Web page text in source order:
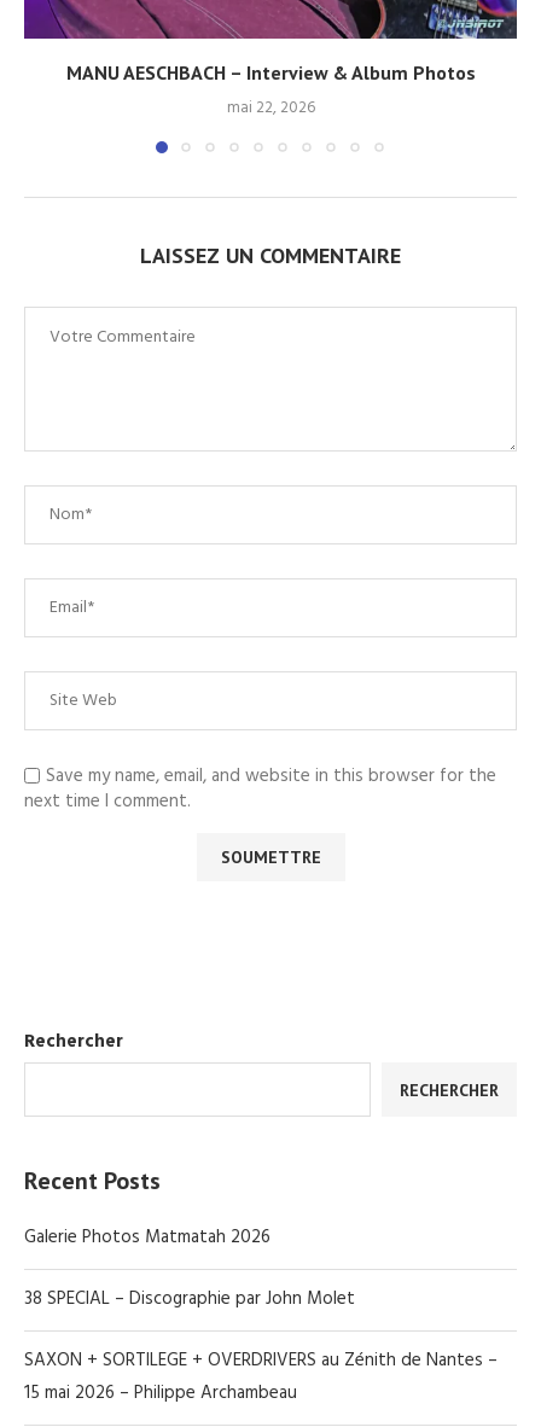
MANU AESCHBACH – Interview & Album Photos
mai 22, 2026
LAISSEZ UN COMMENTAIRE
Save my name, email, and website in this browser for the
next time I comment.
Rechercher
RECHERCHER
Recent Posts
Galerie Photos Matmatah 2026
38 SPECIAL – Discographie par John Molet
SAXON + SORTILEGE + OVERDRIVERS au Zénith de Nantes –
15 mai 2026 – Philippe Archambeau